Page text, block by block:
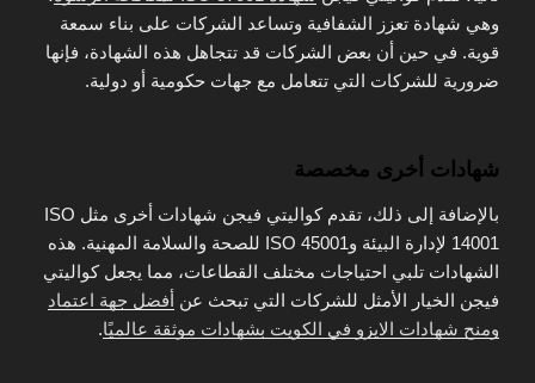
وهي شهادة تعزز الشفافية وتساعد الشركات على بناء سمعة
قوية. في حين أن بعض الشركات قد تتجاهل هذه الشهادة، فإنها
ضرورية للشركات التي تتعامل مع جهات حكومية أو دولية.
شهادات أخرى مخصصة
بالإضافة إلى ذلك، تقدم كواليتي فيجن شهادات أخرى مثل ISO
14001 لإدارة البيئة وISO 45001 للصحة والسلامة المهنية. هذه
الشهادات تلبي احتياجات مختلف القطاعات، مما يجعل كواليتي
فيجن الخيار الأمثل للشركات التي تبحث عن أفضل جهة اعتماد
ومنح شهادات الايزو في الكويت بشهادات موثقة عالميًا.